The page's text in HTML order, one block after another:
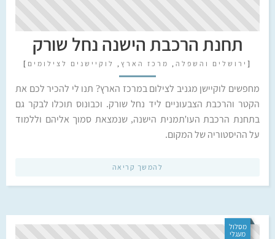
תחנת הרכבת הישנה נחל שורק
[ ירושלים והשפלה , מרכז הארץ , לוקיישנים לצילומים ]
מחפשים לוקיישן מגניב לצילום במרכז הארץ? תנו לי להכיר לכם את
הקטר והרכבת הצבעוניים ליד נחל שורק. וכבונוס תוכלו לבקר גם
בתחנת הרכבת העו'תמנית הישנה, שנמצאת סמוך אליהם וללמוד
על ההיסטוריה של המקום.
להמשך קריאה
מסלול
מעגלי